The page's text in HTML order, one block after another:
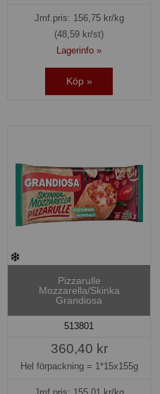
Jmf.pris: 156,75kr/kg
(48,59 kr/st)
Lagerinfo »
Köp »
Pizzarulle
Mozzarella/Skinka
Grandiosa
513801
360,40 kr
Hel förpackning = 1*15x155g